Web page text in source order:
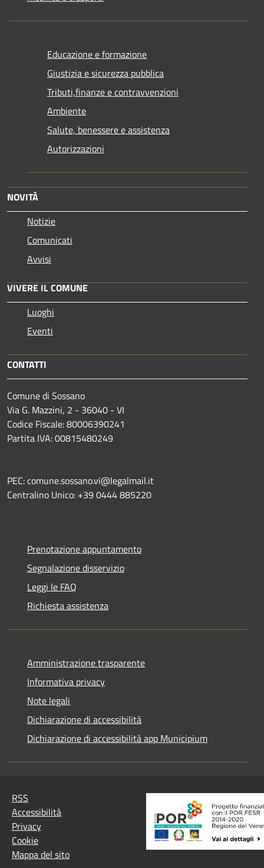
Educazione e formazione
Giustizia e sicurezza pubblica
Tributi,finanze e contravvenzioni
Ambiente
Salute, benessere e assistenza
Autorizzazioni
NOVITÀ
Notizie
Comunicati
Avvisi
VIVERE IL COMUNE
Luoghi
Eventi
CONTATTI
Comune di Sossano
Via G. Mazzini, 2 - 36040 - VI
Codice Fiscale: 80006390241
Partita IVA: 00815480249
PEC: comune.sossano.vi@legalmail.it
Centralino Unico: +39 0444 885220
Prenotazione appuntamento
Segnalazione disservizio
Leggi le FAQ
Richiesta assistenza
Amministrazione trasparente
Informativa privacy
Note legali
Dichiarazione di accessibilità
Dichiarazione di accessibilità app Municipium
RSS
Accessibilità
Privacy
Cookie
Mappa del sito